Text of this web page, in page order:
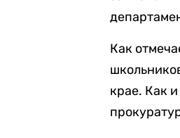
Как
крае. Как